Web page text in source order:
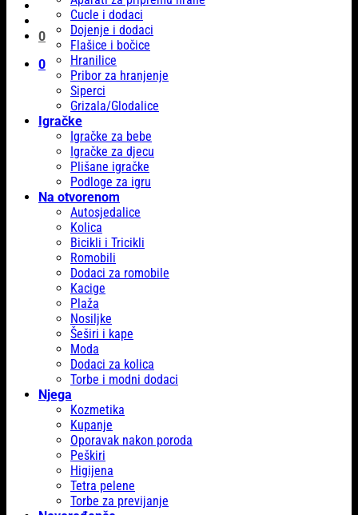
0
0
Cucle i dodaci
Dojenje i dodaci
Flašice i bočice
Hranilice
Pribor za hranjenje
Siperci
Grizala/Glodalice
Igračke
Igračke za bebe
Igračke za djecu
Plišane igračke
Podloge za igru
Na otvorenom
Autosjedalice
Kolica
Bicikli i Tricikli
Romobili
Dodaci za romobile
Kacige
Plaža
Nosiljke
Šeširi i kape
Moda
Dodaci za kolica
Torbe i modni dodaci
Njega
Kozmetika
Kupanje
Oporavak nakon poroda
Peškiri
Higijena
Tetra pelene
Torbe za previjanje